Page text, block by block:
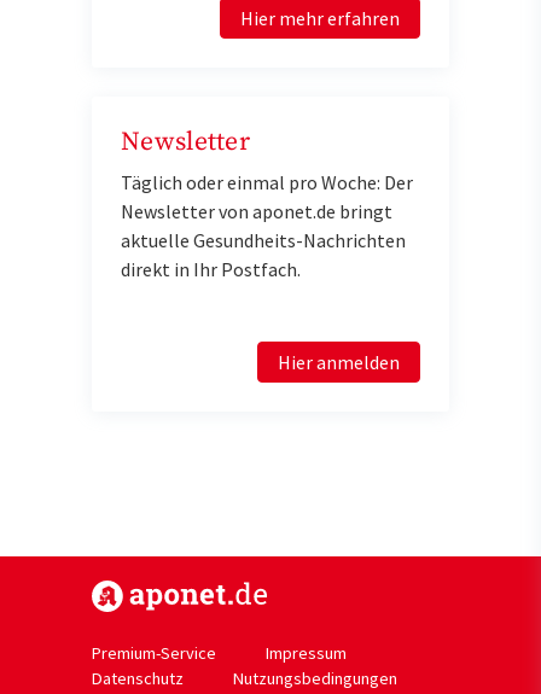
Hier mehr erfahren
Newsletter
Täglich oder einmal pro Woche: Der
Newsletter von aponet.de bringt
aktuelle Gesundheits-Nachrichten
direkt in Ihr Postfach.
Hier anmelden
Premium-Service
Impressum
Datenschutz
Nutzungsbedingungen